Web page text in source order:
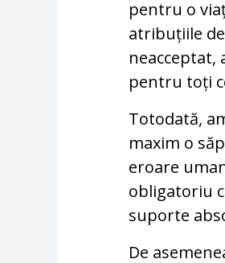
pentru o
atribuțiile
neacceptat,
pentru toți
Totodată,
maxim o
eroare
obligatoriu
suporte
De